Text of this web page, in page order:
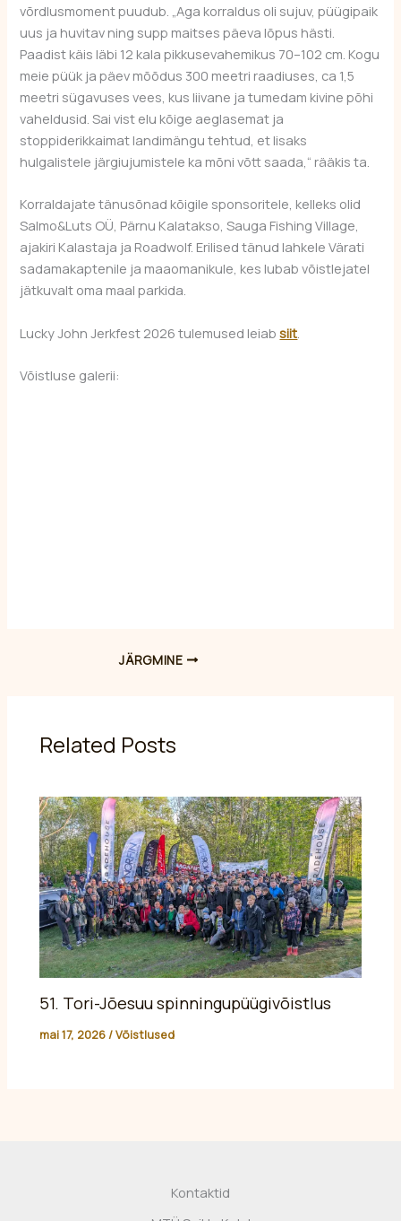
võrdlusmoment puudub. „Aga korraldus oli sujuv, püügipaik
uus ja huvitav ning supp maitses päeva lõpus hästi.
Paadist käis läbi 12 kala pikkusevahemikus 70–102 cm. Kogu
meie püük ja päev mõõdus 300 meetri raadiuses, ca 1,5
meetri sügavuses vees, kus liivane ja tumedam kivine põhi
vaheldusid. Sai vist elu kõige aeglasemat ja
stoppiderikkaimat landimängu tehtud, et lisaks
hulgalistele järgiujumistele ka mõni võtt saada,“ rääkis ta.
Korraldajate tänusõnad kõigile sponsoritele, kelleks olid
Salmo&Luts OÜ, Pärnu Kalatakso, Sauga Fishing Village,
ajakiri Kalastaja ja Roadwolf. Erilised tänud lahkele Värati
sadamakaptenile ja maaomanikule, kes lubab võistlejatel
jätkuvalt oma maal parkida.
Lucky John Jerkfest 2026 tulemused leiabsiit
Võistluse galerii:
JÄRGMINE
Related Posts
51. Tori-Jõesuu spinningupüügivõistlus
mai 17, 2026/Võistlused
Kontaktid